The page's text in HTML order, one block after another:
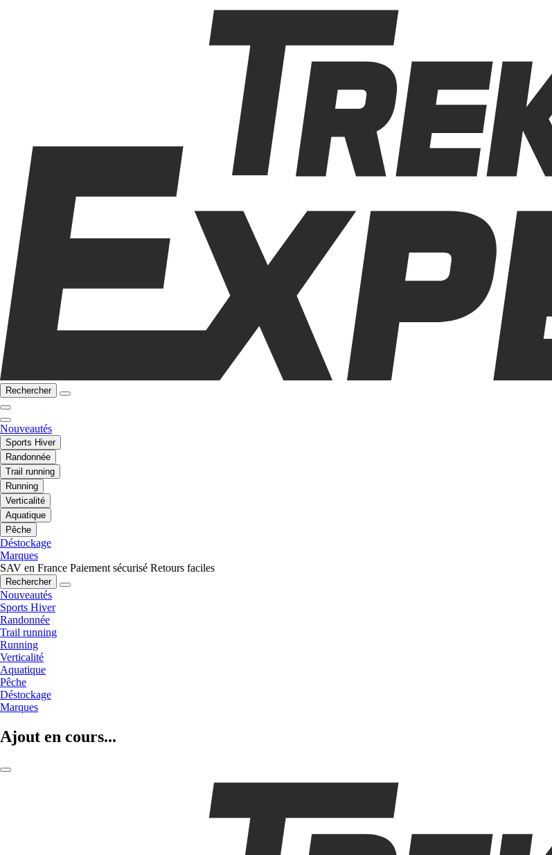
Rechercher
Nouveautés
Sports Hiver
Randonnée
Trail running
Running
Verticalité
Aquatique
Pêche
Déstockage
Marques
SAV en France Paiement sécurisé Retours faciles
Rechercher
Nouveautés
Sports Hiver
Randonnée
Trail running
Running
Verticalité
Aquatique
Pêche
Déstockage
Marques
Ajout en cours...